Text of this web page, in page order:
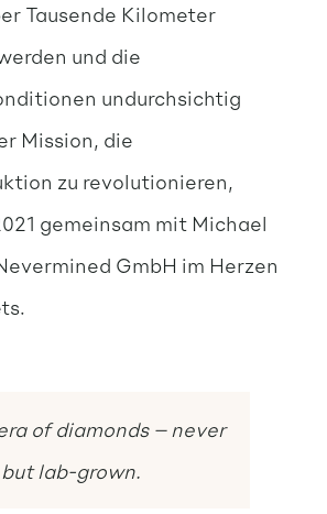
Tausende Kilometer
und die
undurchsichtig
Mission, die
zu revolutionieren,
gemeinsam mit Michael
GmbH im Herzen
of diamonds – never
lab-grown.